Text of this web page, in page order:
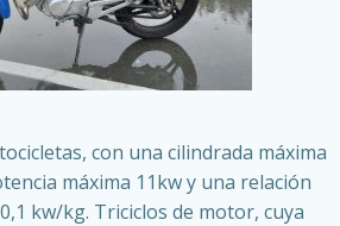
con una cilindrada máxima
máxima 11kw y una relación
kw/kg. Triciclos de motor, cuya